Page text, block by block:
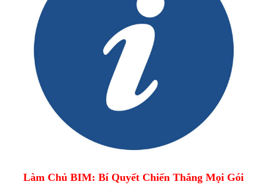
Làm Chủ BIM: Bí Quyết Chiến Thắng Mọi Gói